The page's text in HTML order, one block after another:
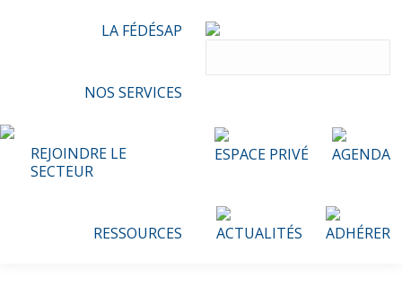
LA FÉDÉSAP
NOS SERVICES
REJOINDRE LE
SECTEUR
RESSOURCES
ESPACE PRIVÉ AGENDA
ACTUALITÉS ADHÉRER